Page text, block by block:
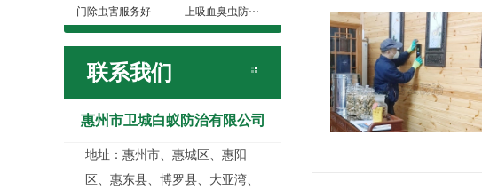
门除虫害服务好 上吸血臭虫防···
联系我们
惠州市卫城白蚁防治有限公司
地址：惠州市、惠城区、惠阳
区、惠东县、博罗县、大亚湾、